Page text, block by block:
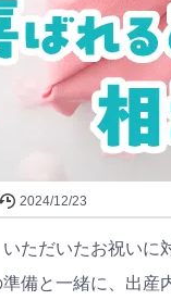
2024/12/23
ただいたお祝いに
備と一緒に、出産